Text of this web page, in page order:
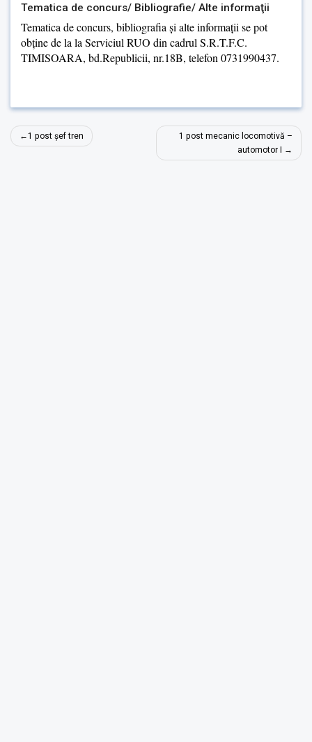
Tematica de concurs/ Bibliografie/ Alte informaţii
Tematica de concurs, bibliografia şi alte informaţii se pot
obţine de la la Serviciul RUO din cadrul S.R.T.F.C.
TIMISOARA, bd.Republicii, nr.18B, telefon 0731990437.
Navigare
în
1 post șef tren
1 post mecanic locomotivă –
automotor I